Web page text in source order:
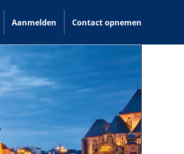
Aanmelden Contact opnemen